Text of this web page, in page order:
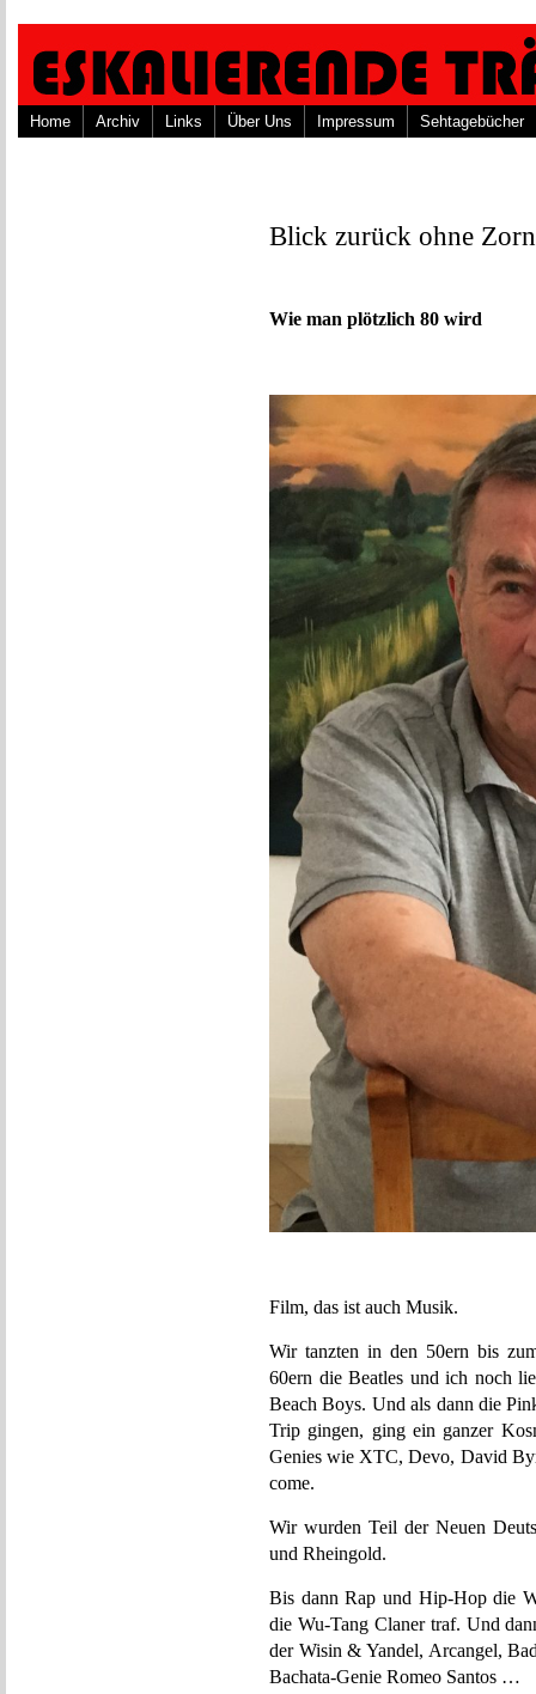
Home Archiv Links Über Uns Impressum Sehtagebücher
Blick zurück ohne Zorn
Wie man plötzlich 80 wird
Film, das ist auch Musik.
Wir tanzten in den 50ern bis
60ern die Beatles und ich noch
Beach Boys. Und als dann die
Trip gingen, ging ein ganzer
Genies wie XTC, Devo, David
come.
Wir wurden Teil der Neuen
und Rheingold.
Bis dann Rap und Hip-Hop die
die Wu-Tang Claner traf. Und
der Wisin & Yandel, Arcangel,
Bachata-Genie Romeo Santos …